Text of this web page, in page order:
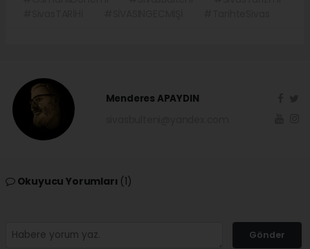
Menderes APAYDIN
Okuyucu Yorumları (1)
Gönder